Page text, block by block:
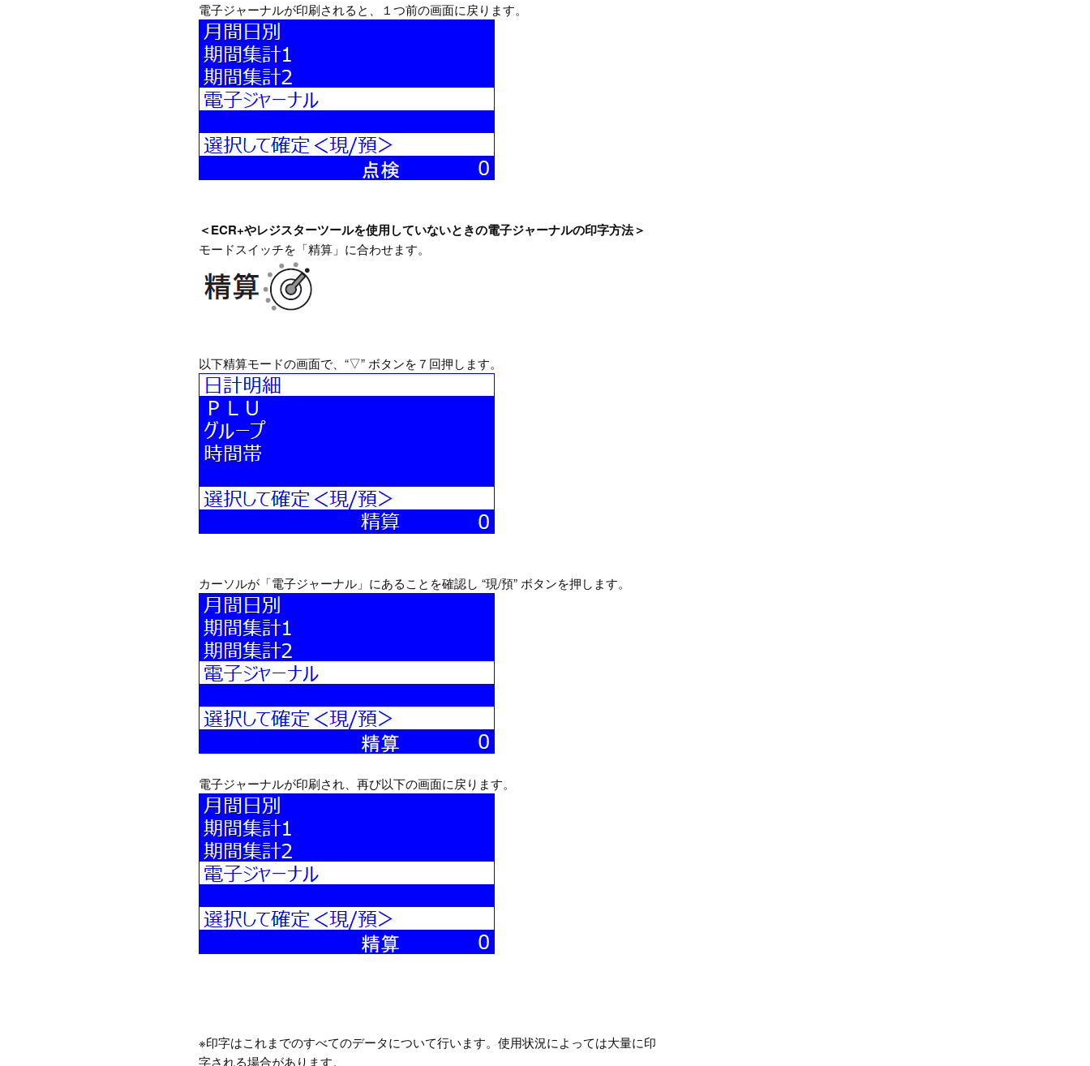
電子ジャーナルが印刷されると、１つ前の画面に戻ります。
＜ECR+やレジスターツールを使用していないときの電子ジャーナルの印字方法＞
モードスイッチを「精算」に合わせます。
以下精算モードの画面で、“▽” ボタンを７回押します。
カーソルが「電子ジャーナル」にあることを確認し “現/預” ボタンを押します。
電子ジャーナルが印刷され、再び以下の画面に戻ります。
※印字はこれまでのすべてのデータについて行います。使用状況によっては大量に印
字される場合があります。